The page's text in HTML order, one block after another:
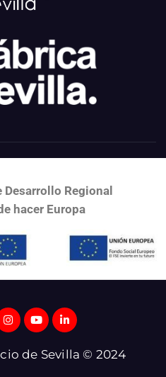
Desarrollo Regional
hacer Europa
de Sevilla © 2024